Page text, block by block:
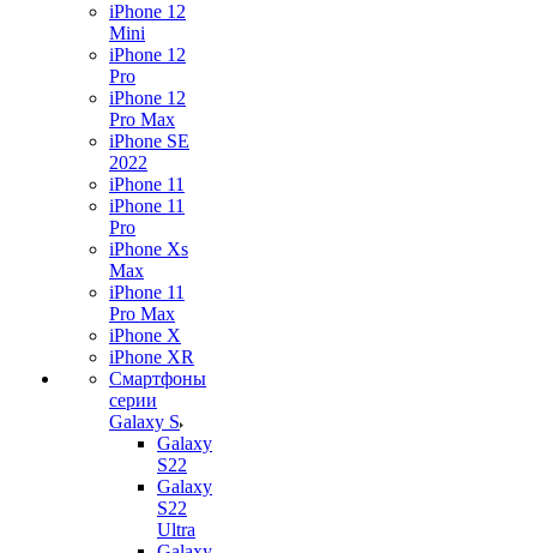
iPhone 12
Mini
iPhone 12
Pro
iPhone 12
Pro Max
iPhone SE
2022
iPhone 11
iPhone 11
Pro
iPhone Xs
Max
iPhone 11
Pro Max
iPhone X
iPhone XR
Смартфоны
серии
Galaxy S
Galaxy
S22
Galaxy
S22
Ultra